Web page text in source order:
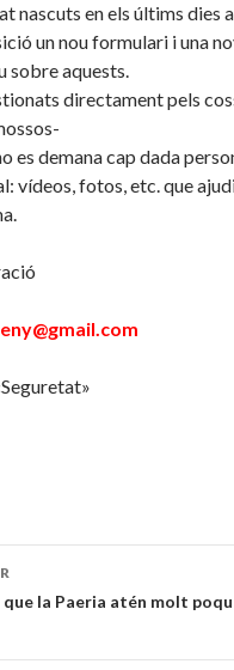
nascuts en els últims dies
un nou formulari i una
sobre aquests.
directament pels
es demana cap dada
vídeos, fotos, etc. que
la Paeria atén molt